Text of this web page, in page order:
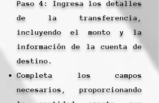
Paso 4: Ingresa los detalles
de la transferencia,
incluyendo el monto y la
información de la cuenta de
destino.
Completa los campos
necesarios, proporcionando